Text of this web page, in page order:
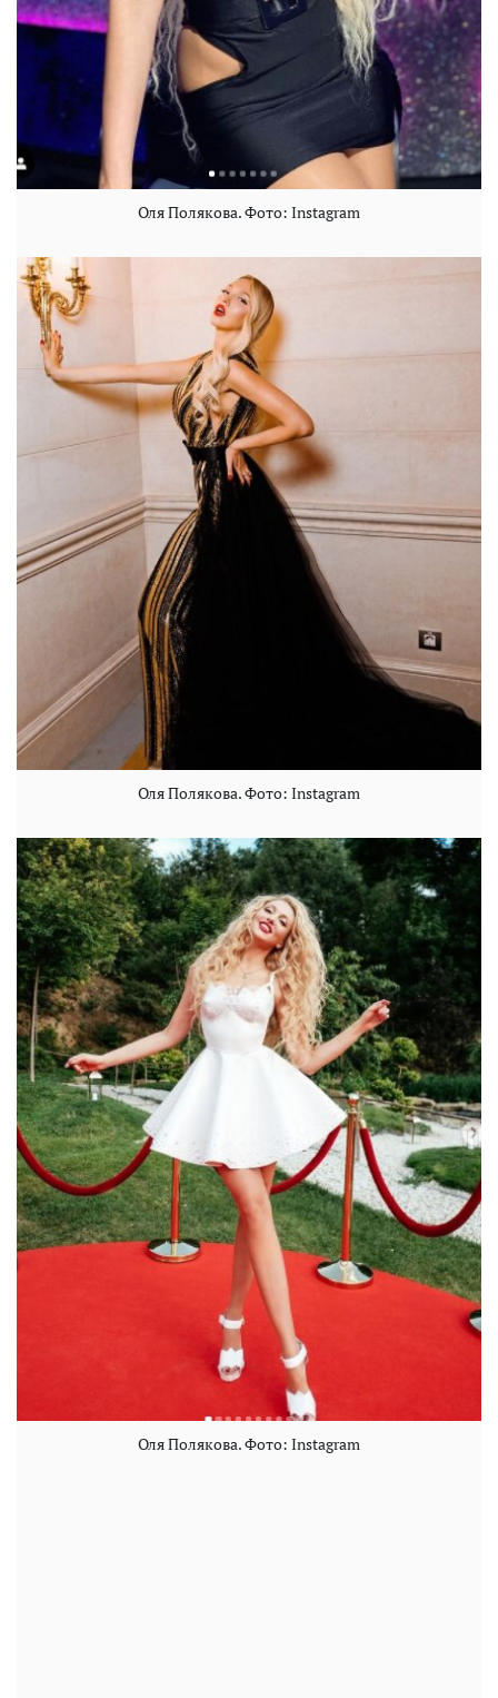
Оля Полякова. Фото: Instagram
Оля Полякова. Фото: Instagram
Оля Полякова. Фото: Instagram